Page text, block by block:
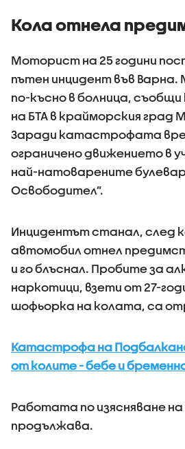
Кола отнела
Моторист на 25 години
пътен инцидент във
по-късно в болница,
на БТА в крайморския град
Заради катастрофата
ограничено движението в
най-натоварените
Освободител”.
Инцидентът станал, след
автомобил отнел
и го блъснал. Пробите за
наркотици, взети от 27-
шофьорка на колата, са
Катастрофа на
от колите - бебе и
Работата по изясняване на
продължава.